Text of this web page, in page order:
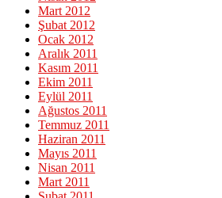
Mart 2012
Şubat 2012
Ocak 2012
Aralık 2011
Kasım 2011
Ekim 2011
Eylül 2011
Ağustos 2011
Temmuz 2011
Haziran 2011
Mayıs 2011
Nisan 2011
Mart 2011